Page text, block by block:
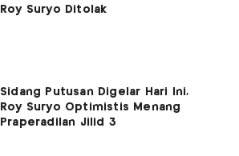
Roy Suryo Ditolak
Sidang Putusan Digelar Hari Ini,
Roy Suryo Optimistis Menang
Praperadilan Jilid 3